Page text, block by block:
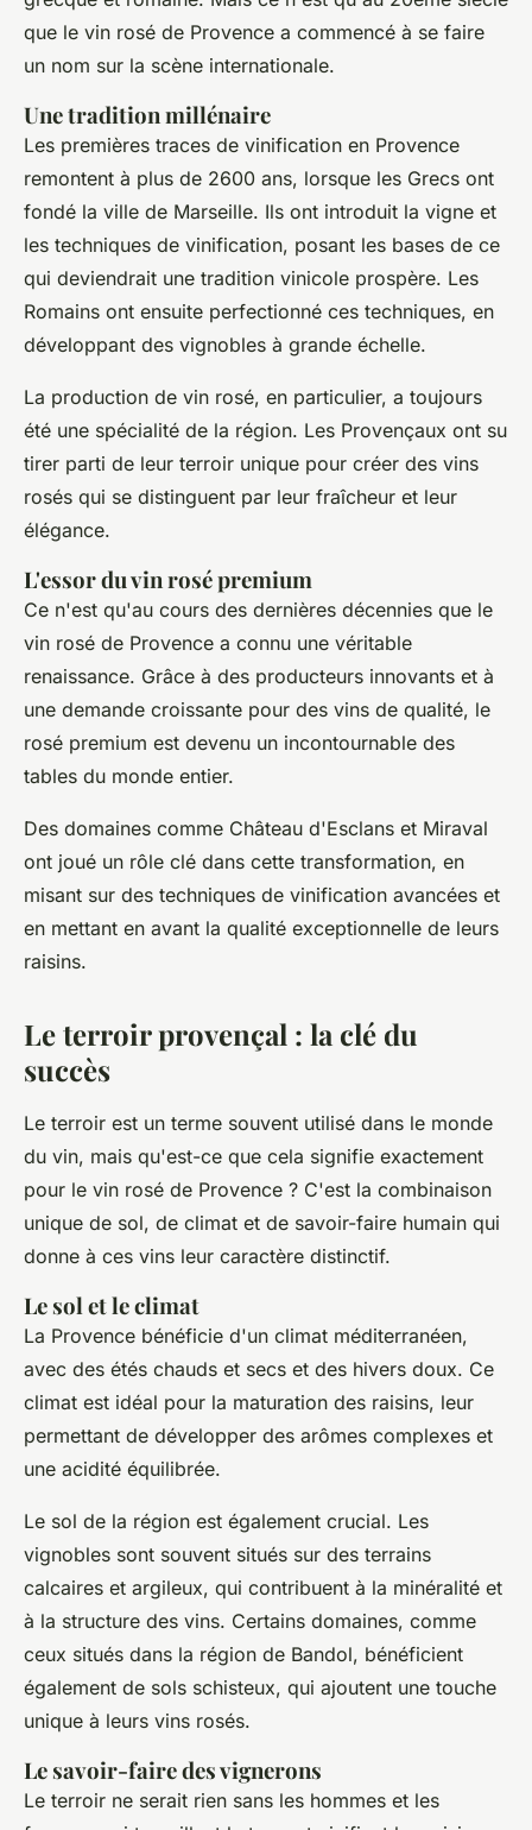
que le vin rosé de Provence a commencé à se faire
un nom sur la scène internationale.
Une tradition millénaire
Les premières traces de vinification en Provence
remontent à plus de 2600 ans, lorsque les Grecs ont
fondé la ville de Marseille. Ils ont introduit la vigne et
les techniques de vinification, posant les bases de ce
qui deviendrait une tradition vinicole prospère. Les
Romains ont ensuite perfectionné ces techniques, en
développant des vignobles à grande échelle.
La production de vin rosé, en particulier, a toujours
été une spécialité de la région. Les Provençaux ont su
tirer parti de leur terroir unique pour créer des vins
rosés qui se distinguent par leur fraîcheur et leur
élégance.
L'essor du vin rosé premium
Ce n'est qu'au cours des dernières décennies que le
vin rosé de Provence a connu une véritable
renaissance. Grâce à des producteurs innovants et à
une demande croissante pour des vins de qualité, le
rosé premium est devenu un incontournable des
tables du monde entier.
Des domaines comme Château d'Esclans et Miraval
ont joué un rôle clé dans cette transformation, en
misant sur des techniques de vinification avancées et
en mettant en avant la qualité exceptionnelle de leurs
raisins.
Le terroir provençal : la clé du
succès
Le terroir est un terme souvent utilisé dans le monde
du vin, mais qu'est-ce que cela signifie exactement
pour le vin rosé de Provence ? C'est la combinaison
unique de sol, de climat et de savoir-faire humain qui
donne à ces vins leur caractère distinctif.
Le sol et le climat
La Provence bénéficie d'un climat méditerranéen,
avec des étés chauds et secs et des hivers doux. Ce
climat est idéal pour la maturation des raisins, leur
permettant de développer des arômes complexes et
une acidité équilibrée.
Le sol de la région est également crucial. Les
vignobles sont souvent situés sur des terrains
calcaires et argileux, qui contribuent à la minéralité et
à la structure des vins. Certains domaines, comme
ceux situés dans la région de Bandol, bénéficient
également de sols schisteux, qui ajoutent une touche
unique à leurs vins rosés.
Le savoir-faire des vignerons
Le terroir ne serait rien sans les hommes et les